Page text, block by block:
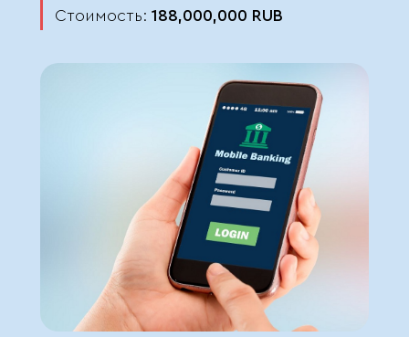
Стоимость: 188,000,000 RUB